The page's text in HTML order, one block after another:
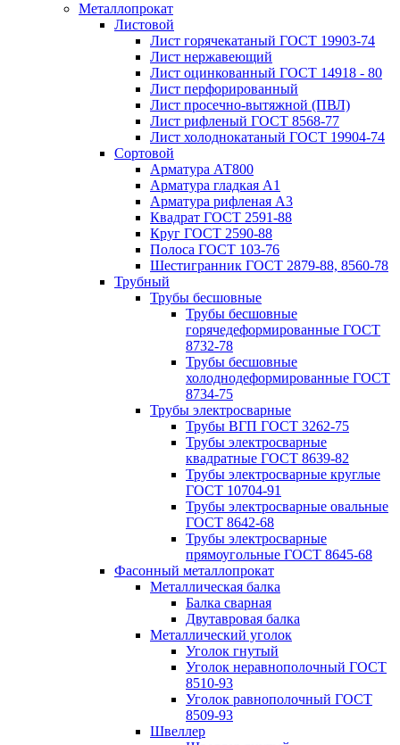
Металлопрокат
Листовой
Лист горячекатаный ГОСТ 19903-74
Лист нержавеющий
Лист оцинкованный ГОСТ 14918 - 80
Лист перфорированный
Лист просечно-вытяжной (ПВЛ)
Лист рифленый ГОСТ 8568-77
Лист холоднокатаный ГОСТ 19904-74
Сортовой
Арматура АТ800
Арматура гладкая А1
Арматура рифленая А3
Квадрат ГОСТ 2591-88
Круг ГОСТ 2590-88
Полоса ГОСТ 103-76
Шестигранник ГОСТ 2879-88, 8560-78
Трубный
Трубы бесшовные
Трубы бесшовные
горячедеформированные ГОСТ
8732-78
Трубы бесшовные
холоднодеформированные ГОСТ
8734-75
Трубы электросварные
Трубы ВГП ГОСТ 3262-75
Трубы электросварные
квадратные ГОСТ 8639-82
Трубы электросварные круглые
ГОСТ 10704-91
Трубы электросварные овальные
ГОСТ 8642-68
Трубы электросварные
прямоугольные ГОСТ 8645-68
Фасонный металлопрокат
Металлическая балка
Балка сварная
Двутавровая балка
Металлический уголок
Уголок гнутый
Уголок неравнополочный ГОСТ
8510-93
Уголок равнополочный ГОСТ
8509-93
Швеллер